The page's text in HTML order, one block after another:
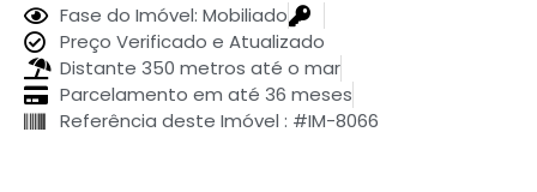
Fase do Imóvel: Mobiliado
Preço Verificado e Atualizado
Distante 350 metros até o mar
Parcelamento em até 36 meses
Referência deste Imóvel : #IM-8066